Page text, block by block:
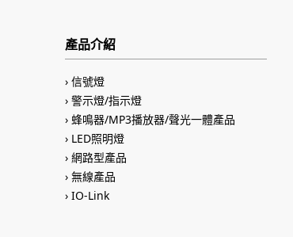
產品介紹
信號燈
警示燈/指示燈
蜂鳴器/MP3播放器/聲光一體產品
LED照明燈
網路型產品
無線產品
IO-Link